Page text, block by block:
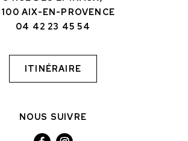
AIX-EN-PROVENCE
04 42 23 45 54
ITINÉRAIRE
NOUS SUIVRE